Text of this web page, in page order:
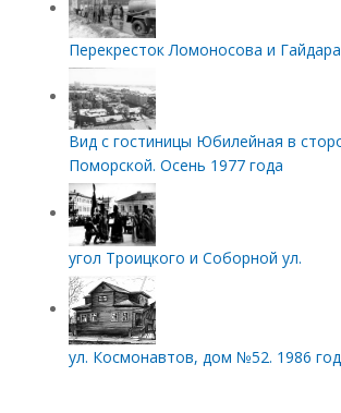
Перекресток Ломоносова и Гайдара
Вид с гостиницы Юбилейная в
Поморской. Осень 1977 года
угол Троицкого и Соборной ул.
ул. Космонавтов, дом №52. 1986 год